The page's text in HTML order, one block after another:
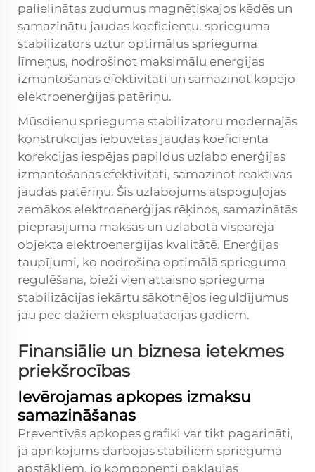
palielinātas zudumus magnētiskajos ķēdēs un
samazinātu jaudas koeficientu. sprieguma
stabilizators uztur optimālus sprieguma
līmeņus, nodrošinot maksimālu enerģijas
izmantošanas efektivitāti un samazinot kopējo
elektroenerģijas patēriņu.
Mūsdienu sprieguma stabilizatoru modernajās
konstrukcijās iebūvētās jaudas koeficienta
korekcijas iespējas papildus uzlabo enerģijas
izmantošanas efektivitāti, samazinot reaktīvās
jaudas patēriņu. Šis uzlabojums atspoguļojas
zemākos elektroenerģijas rēķinos, samazinātās
pieprasījuma maksās un uzlabotā vispārējā
objekta elektroenerģijas kvalitātē. Enerģijas
taupījumi, ko nodrošina optimālā sprieguma
regulēšana, bieži vien attaisno sprieguma
stabilizācijas iekārtu sākotnējos ieguldījumus
jau pēc dažiem ekspluatācijas gadiem.
Finansiālie un biznesa ietekmes
priekšrocības
Ievērojamas apkopes izmaksu
samazināšanas
Preventīvās apkopes grafiki var tikt pagarināti,
ja aprīkojums darbojas stabiliem sprieguma
apstākļiem, jo komponenti pakļaujas